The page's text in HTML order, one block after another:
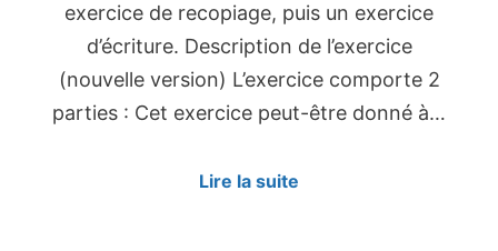
exercice de recopiage, puis un exercice
d’écriture. Description de l’exercice
(nouvelle version) L’exercice comporte 2
parties : Cet exercice peut-être donné à…
Lire la suite